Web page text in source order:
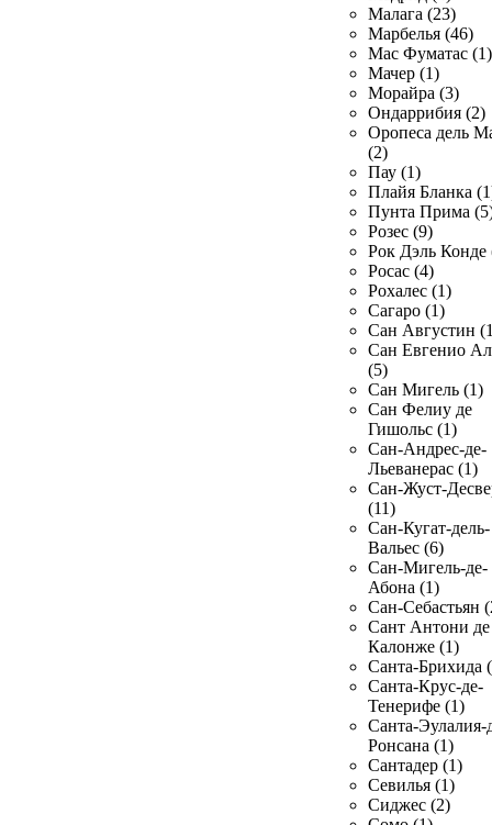
Малага (23)
Марбелья (46)
Мас Фуматас (1)
Мачер (1)
Морайра (3)
Ондаррибия (2)
Оропеса дель
(2)
Пау (1)
Плайя Бланка
Пунта Прима
Розес (9)
Рок Дэль Конде
Росас (4)
Рохалес (1)
Сагаро (1)
Сан Августин
Сан Евгенио
(5)
Сан Мигель (1)
Сан Фелиу де
Гишольс (1)
Сан-Андрес-де-
Льеванерас (1)
Сан-Жуст-
(11)
Сан-Кугат-дель-
Вальес (6)
Сан-Мигель-де-
Абона (1)
Сан-Себастьян
Сант Антони де
Калонже (1)
Санта-Брихида
Санта-Крус-де-
Тенерифе (1)
Санта-Эулалия-
Ронсана (1)
Сантадер (1)
Севилья (1)
Сиджес (2)